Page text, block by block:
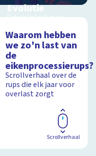
Evolutie
Schoolplaat over
geologische
tijdschaal
Schoolplaat
Waarom hebben
we zo'n last van
de
eikenprocessierups?
Scrollverhaal over de
rups die elk jaar voor
overlast zorgt
Scrollverhaal